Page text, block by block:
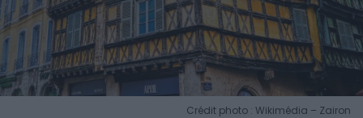
Crédit photo : Wikimédia – Zairon